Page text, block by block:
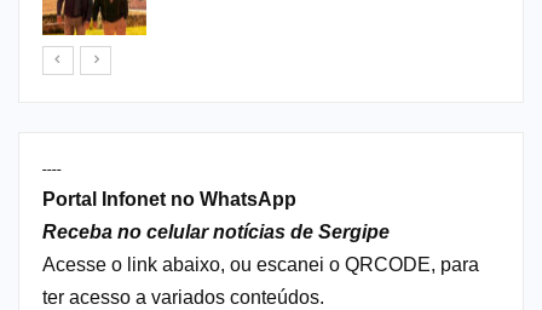
----
Portal Infonet no WhatsApp
Receba no celular notícias de Sergipe
Acesse o link abaixo, ou escanei o QRCODE, para
ter acesso a variados conteúdos.